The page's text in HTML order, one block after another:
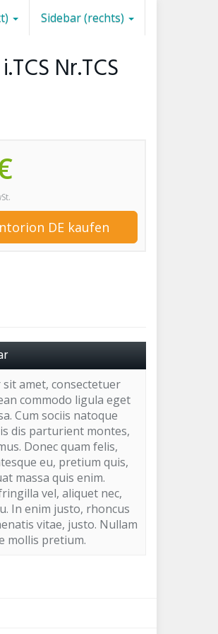
Sidebar (rechts)
Nr.TCS
DE kaufen
amet, consectetuer
commodo ligula eget
Cum sociis natoque
dis parturient montes,
Donec quam felis,
eu, pretium quis,
massa quis enim.
vel, aliquet nec,
In enim justo, rhoncus
vitae, justo. Nullam
mollis pretium.